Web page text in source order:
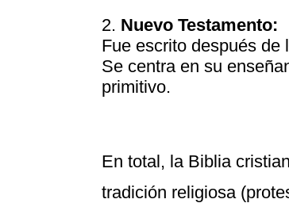
Nuevo Testamento:
Fue escrito después de
Se centra en su
primitivo.
En total, la Biblia
tradición religiosa